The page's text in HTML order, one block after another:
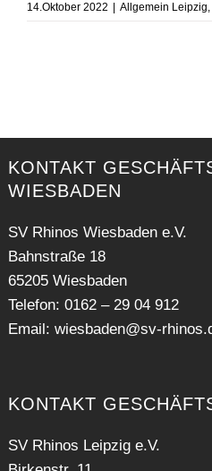
14.Oktober 2022 Allgemein Leipzig,
KONTAKT
WIESBADEN
SV Rhinos Wiesbaden e.V.
Bahnstraße 18
65205 Wiesbaden
Telefon: 0162 – 29 04 912
Email: wiesbaden@sv-
KONTAKT
SV Rhinos Leipzig e.V.